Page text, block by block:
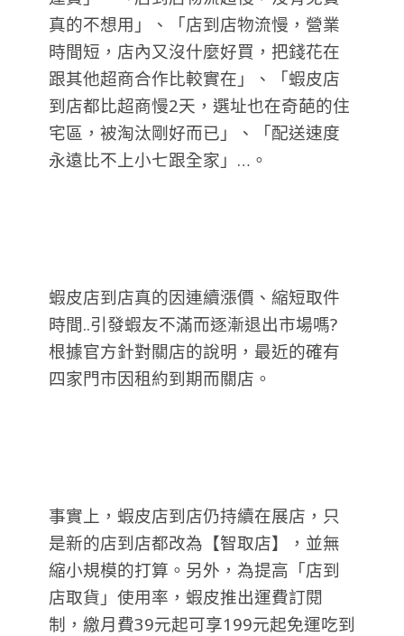
真的不想用」、「店到店物流慢，營業
時間短，店內又沒什麼好買，把錢花在
跟其他超商合作比較實在」、「蝦皮店
到店都比超商慢2天，選址也在奇葩的住
宅區，被淘汰剛好而已」、「配送速度
永遠比不上小七跟全家」…。
蝦皮店到店真的因連續漲價、縮短取件
時間..引發蝦友不滿而逐漸退出市場嗎?
根據官方針對關店的說明，最近的確有
四家門市因租約到期而關店。
事實上，蝦皮店到店仍持續在展店，只
是新的店到店都改為【智取店】，並無
縮小規模的打算。另外，為提高「店到
店取貨」使用率，蝦皮推出運費訂閱
制，繳月費39元起可享199元起免運吃到